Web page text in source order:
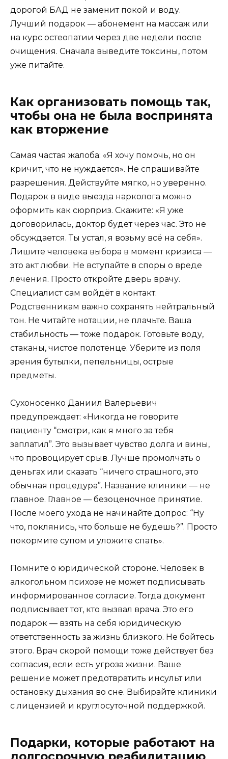
дорогой БАД не заменит покой и воду.
Лучший подарок — абонемент на массаж или
на курс остеопатии через две недели после
очищения. Сначала выведите токсины, потом
уже питайте.
Как организовать помощь так,
чтобы она не была воспринята
как вторжение
Самая частая жалоба: «Я хочу помочь, но он
кричит, что не нуждается». Не спрашивайте
разрешения. Действуйте мягко, но уверенно.
Подарок в виде выезда нарколога можно
оформить как сюрприз. Скажите: «Я уже
договорилась, доктор будет через час. Это не
обсуждается. Ты устал, я возьму всё на себя».
Лишите человека выбора в момент кризиса —
это акт любви. Не вступайте в споры о вреде
лечения. Просто откройте дверь врачу.
Специалист сам войдёт в контакт.
Родственникам важно сохранять нейтральный
тон. Не читайте нотации, не плачьте. Ваша
стабильность — тоже подарок. Готовьте воду,
стаканы, чистое полотенце. Уберите из поля
зрения бутылки, пепельницы, острые
предметы.
Сухоносенко Даниил Валерьевич
предупреждает: «Никогда не говорите
пациенту “смотри, как я много за тебя
заплатил”. Это вызывает чувство долга и вины,
что провоцирует срыв. Лучше промолчать о
деньгах или сказать “ничего страшного, это
обычная процедура”. Название клиники — не
главное. Главное — безоценочное принятие.
После моего ухода не начинайте допрос: “Ну
что, поклянись, что больше не будешь?”. Просто
покормите супом и уложите спать».
Помните о юридической стороне. Человек в
алкогольном психозе не может подписывать
информированное согласие. Тогда документ
подписывает тот, кто вызвал врача. Это его
подарок — взять на себя юридическую
ответственность за жизнь близкого. Не бойтесь
этого. Врач скорой помощи тоже действует без
согласия, если есть угроза жизни. Ваше
решение может предотвратить инсульт или
остановку дыхания во сне. Выбирайте клиники
с лицензией и круглосуточной поддержкой.
Подарки, которые работают на